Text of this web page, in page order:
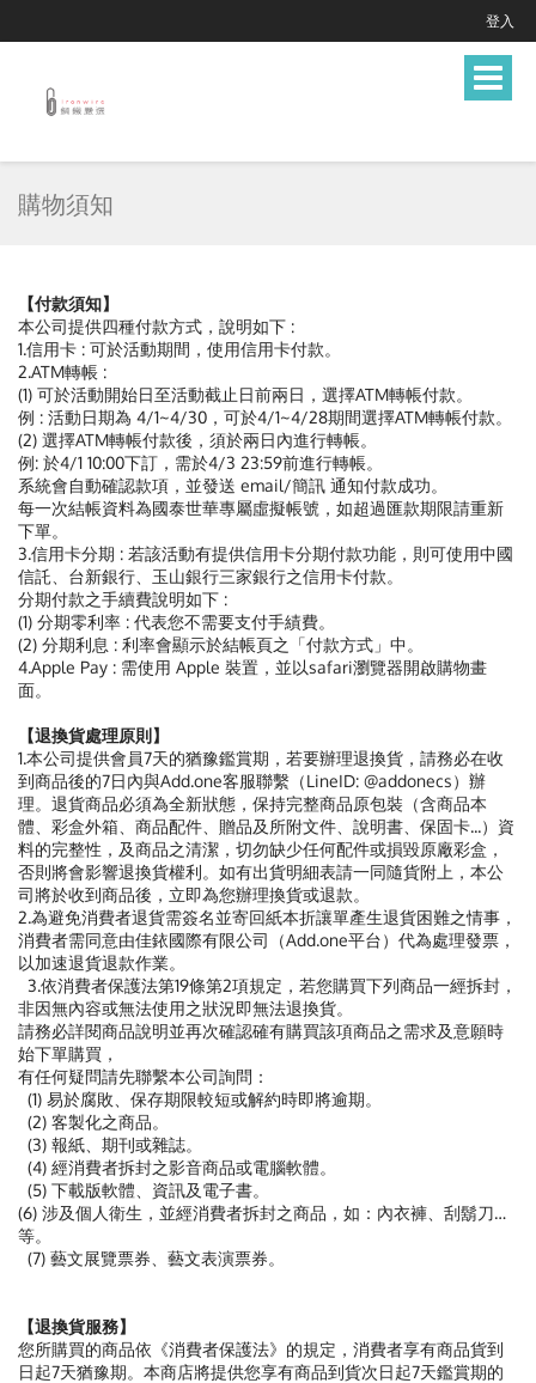
登入
Toggle
購物須知
【付款須知】
本公司提供四種付款方式，說明如下 :
1.信用卡 : 可於活動期間，使用信用卡付款。
2.ATM轉帳 :
(1) 可於活動開始日至活動截止日前兩日，選擇ATM轉帳付款。
例 : 活動日期為 4/1~4/30，可於4/1~4/28期間選擇ATM轉帳付款。
(2) 選擇ATM轉帳付款後，須於兩日內進行轉帳。
例: 於4/1 10:00下訂，需於4/3 23:59前進行轉帳。
系統會自動確認款項，並發送 email/簡訊 通知付款成功。
每一次結帳資料為國泰世華專屬虛擬帳號，如超過匯款期限請重新
下單。
3.信用卡分期 : 若該活動有提供信用卡分期付款功能，則可使用中國
信託、台新銀行、玉山銀行三家銀行之信用卡付款。
分期付款之手續費說明如下 :
(1) 分期零利率 : 代表您不需要支付手績費。
(2) 分期利息 : 利率會顯示於結帳頁之「付款方式」中。
4.Apple Pay : 需使用 Apple 裝置，並以safari瀏覽器開啟購物畫
面。
【退換貨處理原則】
1.本公司提供會員7天的猶豫鑑賞期，若要辦理退換貨，請務必在收
到商品後的7日內與Add.one客服聯繫（LineID: @addonecs）辦
理。退貨商品必須為全新狀態，保持完整商品原包裝（含商品本
體、彩盒外箱、商品配件、贈品及所附文件、說明書、保固卡...）資
料的完整性，及商品之清潔，切勿缺少任何配件或損毀原廠彩盒，
否則將會影響退換貨權利。如有出貨明細表請一同隨貨附上，本公
司將於收到商品後，立即為您辦理換貨或退款。
2.為避免消費者退貨需簽名並寄回紙本折讓單產生退貨困難之情事，
消費者需同意由佳銥國際有限公司（Add.one平台）代為處理發票，
以加速退貨退款作業。
3.依消費者保護法第19條第2項規定，若您購買下列商品一經拆封，
非因無內容或無法使用之狀況即無法退換貨。
請務必詳閱商品說明並再次確認確有購買該項商品之需求及意願時
始下單購買，
有任何疑問請先聯繫本公司詢問：
(1) 易於腐敗、保存期限較短或解約時即將逾期。
(2) 客製化之商品。
(3) 報紙、期刊或雜誌。
(4) 經消費者拆封之影音商品或電腦軟體。
(5) 下載版軟體、資訊及電子書。
(6) 涉及個人衛生，並經消費者拆封之商品，如：內衣褲、刮鬍刀…
等。
(7) 藝文展覽票券、藝文表演票券。
【退換貨服務】
您所購買的商品依《消費者保護法》的規定，消費者享有商品貨到
日起7天猶豫期。本商店將提供您享有商品到貨次日起7天鑑賞期的